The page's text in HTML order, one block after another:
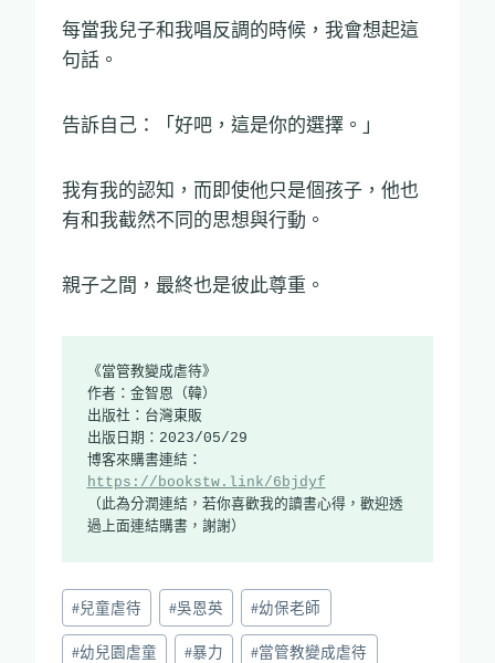
每當我兒子和我唱反調的時候，我會想起這
句話。
告訴自己：「好吧，這是你的選擇。」
我有我的認知，而即使他只是個孩子，他也
有和我截然不同的思想與行動。
親子之間，最終也是彼此尊重。
《當管教變成虐待》
作者：金智恩（韓）
出版社：台灣東販
出版日期：2023/05/29
博客來購書連結：
https://bookstw.link/6bjdyf
（此為分潤連結，若你喜歡我的讀書心得，歡迎透
過上面連結購書，謝謝）
Post
Tags:
#兒童虐待 #吳恩英 #幼保老師
#幼兒園虐童 #暴力 #當管教變成虐待